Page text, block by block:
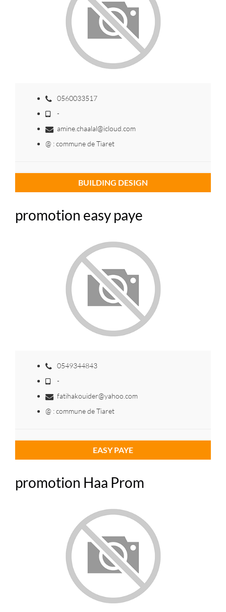
0560033517
-
amine.chaalal@icloud.com
@ : commune de Tiaret
BUILDING DESIGN
promotion easy paye
0549344843
-
fatihakouider@yahoo.com
@ : commune de Tiaret
EASY PAYE
promotion Haa Prom